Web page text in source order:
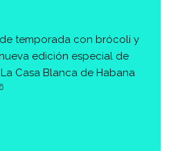
temporada con brócoli y
edición especial de
Casa Blanca de Habana